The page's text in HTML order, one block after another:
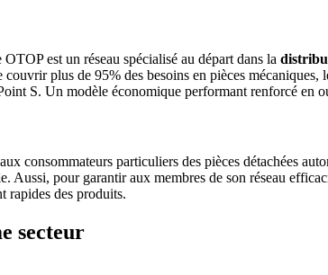
est un réseau spécialisé au départ dans la
plus de 95% des besoins en pièces
S. Un modèle économique performant renforcé en
consommateurs particuliers des pièces détachées
Aussi, pour garantir aux membres de son réseau
rapides des produits.
secteur